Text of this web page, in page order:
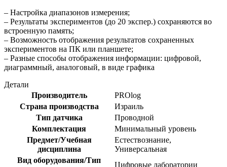
– Настройка диапазонов измерения;
– Результаты экспериментов (до 20 экспер.) сохраняются во
встроенную память;
– Возможность отображения результатов сохраненных
экспериментов на ПК или планшете;
– Разные способы отображения информации: цифровой,
диаграммный, аналоговый, в виде графика
Детали
Производитель
PROlog
Страна производства
Израиль
Тип датчика
Проводной
Комплектация
Минимальный уровень
Предмет/Учебная
дисциплина
Естествознание,
Универсальная
Вид оборудования/Тип
Цифровые лаборатории